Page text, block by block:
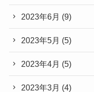
2023年6月 (9)
2023年5月 (5)
2023年4月 (5)
2023年3月 (4)